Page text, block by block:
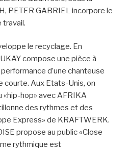
PETER GABRIEL incorpore le
travail.
le recyclage. En
compose une pièce à
d’une chanteuse
courte. Aux Etats-Unis, on
«hip-hop» avec AFRIKA
des rythmes et des
Express» de KRAFTWERK.
propose au public «Close
rythmique est